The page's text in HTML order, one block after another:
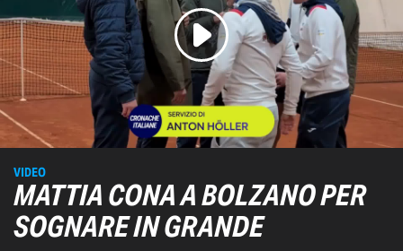
VIDEO
MATTIA CONA A BOLZANO PER
SOGNARE IN GRANDE